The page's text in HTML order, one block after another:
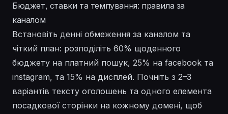
Бюджет, ставки та темпування: правила за
каналом
Встановіть денні обмеження за каналом та
чіткий план: розподіліть 60% щоденного
бюджету на платний пошук, 25% на facebook та
instagram, та 15% на дисплей. Почніть з 2–3
варіантів тексту оголошень та одного елемента
посадкової сторінки на кожному домені, щоб